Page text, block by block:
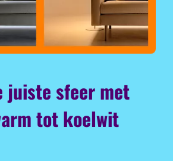
juiste sfeer met
tot koelwit